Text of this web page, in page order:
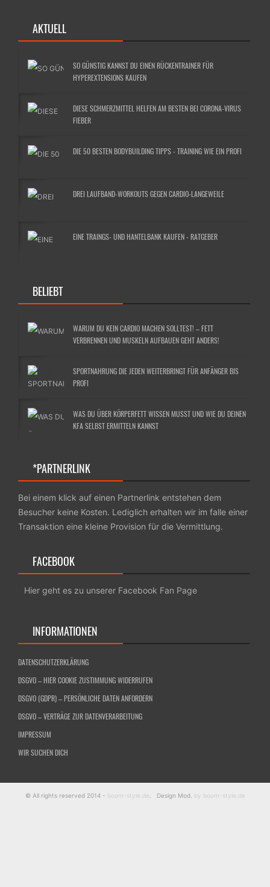
AKTUELL
SO GÜNSTIG KANNST DU EINEN RÜCKENTRAINER FÜR
HYPEREXTENSIONS KAUFEN
DIESE SCHMERZMITTEL HELFEN AM BESTEN BEI CORONA-VIRUS
FIEBER
DIE 50 BESTEN BODYBUILDING TIPPS - TRAINING WIE EIN PROFI
DREI LAUFBAND-WORKOUTS GEGEN CARDIO-LANGEWEILE
EINE TRAINGS- UND HANTELBANK KAUFEN - RATGEBER
BELIEBT
WARUM DU KEIN CARDIO MACHEN SOLLTEST! – FETT
VERBRENNEN UND MUSKELN AUFBAUEN GEHT ANDERS!
SPORTNAHRUNG DIE JEDEN WEITERBRINGT FÜR ANFÄNGER BIS
PROFI
WAS DU ÜBER KÖRPERFETT WISSEN MUSST UND WIE DU DEINEN
KFA SELBST ERMITTELN KANNST
*PARTNERLINK
Bei einem klick auf einen Partnerlink entstehen dem
Besucher keine Kosten. Lediglich erhalten wir im falle einer
Transaktion eine kleine Provision für die Vermittlung.
FACEBOOK
Hier geht es zu unserer Facebook Fan Page
INFORMATIONEN
DATENSCHUTZERKLÄRUNG
DSGVO – HIER COOKIE ZUSTIMMUNG WIDERRUFEN
DSGVO (GDPR) – PERSÖNLICHE DATEN ANFORDERN
DSGVO – VERTRÄGE ZUR DATENVERARBEITUNG
IMPRESSUM
WIR SUCHEN DICH
© All rights reserved 2014 - boom-style.de . Design Mod. by boom-style.de